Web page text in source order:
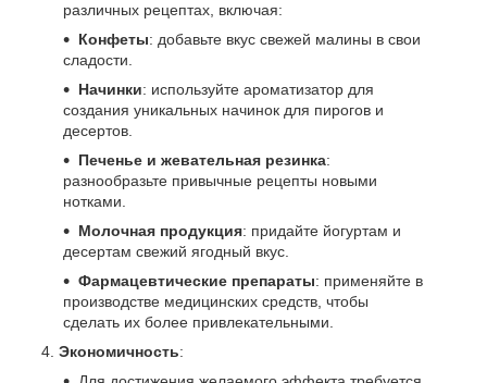
различных рецептах, включая:
Конфеты: добавьте вкус свежей малины в свои
сладости.
Начинки: используйте ароматизатор для
создания уникальных начинок для пирогов и
десертов.
Печенье и жевательная резинка:
разнообразьте привычные рецепты новыми
нотками.
Молочная продукция: придайте йогуртам и
десертам свежий ягодный вкус.
Фармацевтические препараты: применяйте в
производстве медицинских средств, чтобы
сделать их более привлекательными.
Экономичность: